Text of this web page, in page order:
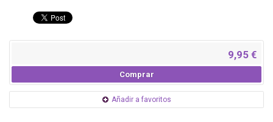
9,95 €
Comprar
Añadir a favoritos